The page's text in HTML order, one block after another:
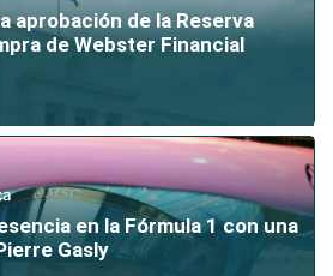
aprobación de la Reserva
de Webster Financial
en la Fórmula 1 con una
Gasly